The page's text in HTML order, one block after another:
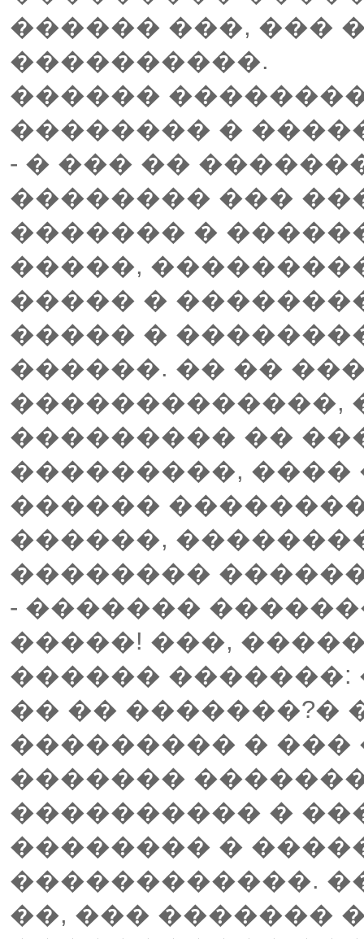
������ ���, ���
����������.
������
�������� �
- � ��� ��
�������� ���
������� �
�����,
����� �
����� �
������. �� ��
�������������,
��������� ��
���������,
������
������,
��������
- �������
�����! ���,
������ �������:
�� �� �������?�
��������� � ���
�������
���������� �
�������� �
������������.
��, ��� �������